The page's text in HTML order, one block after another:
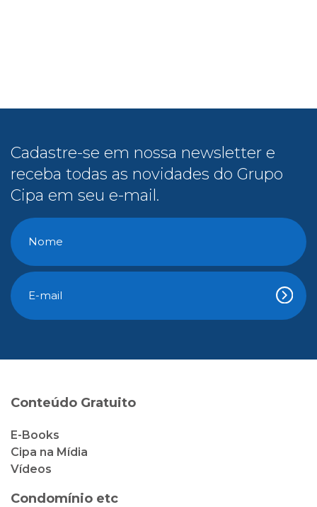
Cadastre-se em nossa newsletter e
receba todas as novidades do Grupo
Cipa em seu e-mail.
Conteúdo Gratuito
E-Books
Cipa na Mídia
Vídeos
Condomínio etc